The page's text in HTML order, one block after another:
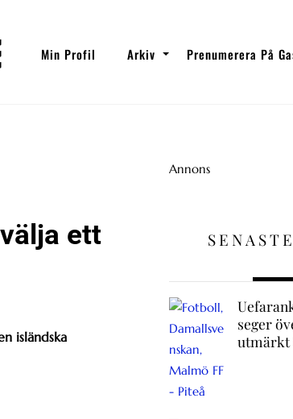
Min Profil Arkiv Prenumerera På
ett
isländska
Annons
seger
utmärkt